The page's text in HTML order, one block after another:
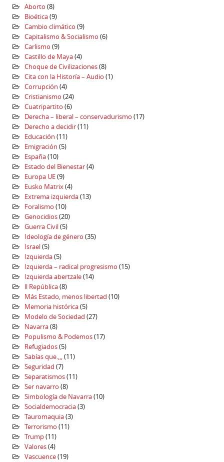
Aborto (8)
Bioética(9)
Cambio climático (9)
Capitalismo & Socialismo (6)
Carlismo (9)
Castillo de Maya(4)
Choque de Civilizaciones(8)
Cita con la Historía – Audio (1)
Corrupción (4)
Cristianismo (24)
Cuatripartito (6)
Derecha – liberal – conservadurismo (17)
Derecho a decidir(11)
Educación (11)
Emigración (5)
España(10)
Estado del Bienestar(4)
Europa UE(9)
Eusko Matrix(4)
Extrema izquierda(13)
Foralismo (10)
Genocidios(20)
Guerra Civil(5)
Ideología de género (35)
Israel(5)
Izquierda(5)
Izquierda – radical progresismo (15)
Izquierda abertzale(14)
ll República(8)
Más Estado, menos libertad (10)
Memoria histórica(5)
Modelo de Sociedad (27)
Navarra(8)
Populismo & Podemos(17)
Refugiados(5)
Sabías que.,,,(11)
Seguridad (7)
Separatismos(11)
Ser navarro (8)
Simbología de Navarra(10)
Socialdemocracia(3)
Tauromaquia(3)
Terrorismo (11)
Trump(11)
Valores(4)
Vascuence(19)